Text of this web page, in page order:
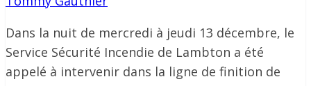
Dans la nuit de mercredi à jeudi 13 décembre, le
Service Sécurité Incendie de Lambton a été
appelé à intervenir dans la ligne de finition de